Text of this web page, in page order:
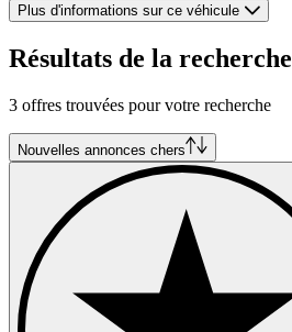
Volkswagen Corrado
Volkswagen Jetta
Volkswagen Karmann Ghia
Volkswagen Passat
Volkswagen Polo
Volkswagen Type 3
Plus d'informations sur ce véhicule
Résultats de la recherche
3 offres trouvées pour votre recherche
Nouvelles annonces chers